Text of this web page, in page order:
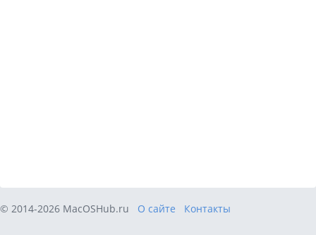
© 2014-2026 MacOSHub.ru О сайте Контакты